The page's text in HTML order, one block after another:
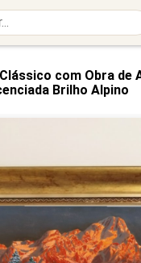
100% FINE
dasmaiores obras de arte
com Obra de
Brilho Alpino